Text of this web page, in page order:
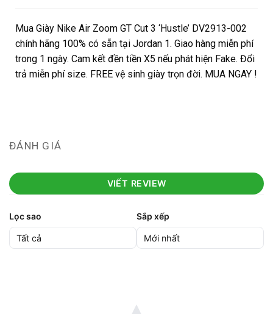
Mua Giày Nike Air Zoom GT Cut 3 ‘Hustle’ DV2913-002
chính hãng 100% có sẵn tại Jordan 1. Giao hàng miễn phí
trong 1 ngày. Cam kết đền tiền X5 nếu phát hiện Fake. Đổi
trả miễn phí size. FREE vệ sinh giày trọn đời. MUA NGAY !
ĐÁNH GIÁ
VIẾT REVIEW
Lọc sao Sắp xếp